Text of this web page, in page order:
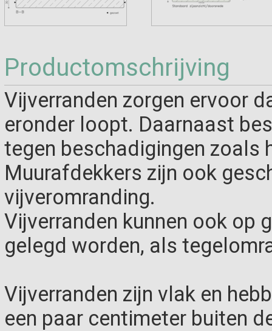
Productomschrijving
Vijverranden zorgen ervoor
eronder loopt. Daarnaast
tegen beschadigingen zoals
Muurafdekkers zijn ook
vijveromranding.
Vijverranden kunnen ook op
gelegd worden, als
Vijverranden zijn vlak en
een paar centimeter buiten